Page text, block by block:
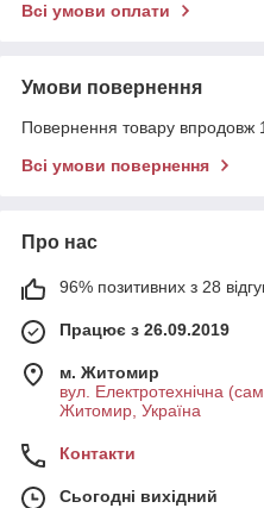
Всі умови оплати
Умови повернення
Повернення товару впродовж
Всі умови повернення
Про нас
96% позитивних з 28
Працює з 26.09.2019
м. Житомир
вул. Електротехнічна
Житомир, Україна
Контакти
Сьогодні вихідний